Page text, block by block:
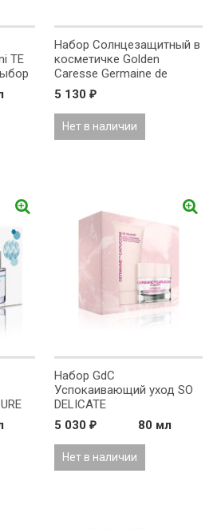
TE
Набор Солнцезащитный в
косметичке Golden
Caresse Germaine de
Capuccini для лица
5 130 ₽
Нет в наличии
Набор GdC
Успокаивающий уход SO
DELICATE
5 030 ₽ 80 мл
Нет в наличии